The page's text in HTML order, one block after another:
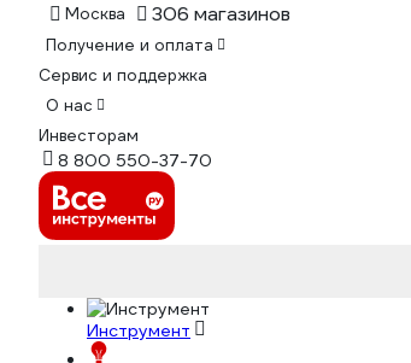
Москва 306 магазинов
Получение и оплата
Сервис и поддержка
О нас
Инвесторам
8 800 550-37-70
Инструмент